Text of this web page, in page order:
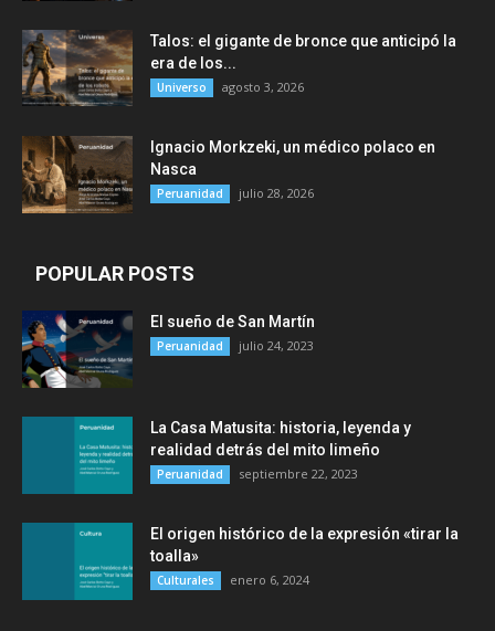
Talos: el gigante de bronce que anticipó la
era de los...
Universo agosto 3, 2026
Ignacio Morkzeki, un médico polaco en
Nasca
Peruanidad julio 28, 2026
POPULAR POSTS
El sueño de San Martín
Peruanidad julio 24, 2023
La Casa Matusita: historia, leyenda y
realidad detrás del mito limeño
Peruanidad septiembre 22, 2023
El origen histórico de la expresión «tirar la
toalla»
Culturales enero 6, 2024